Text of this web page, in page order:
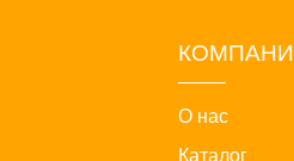
О нас
Каталог